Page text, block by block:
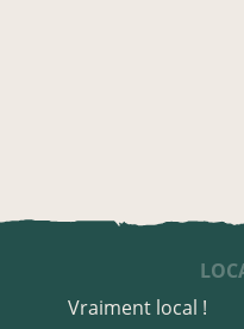
Vraiment local !